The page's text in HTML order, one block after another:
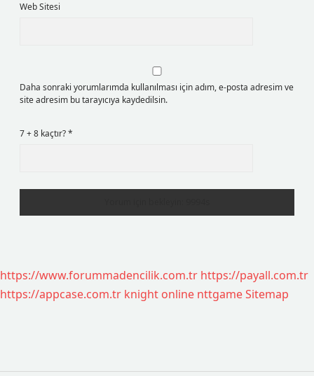
Web Sitesi
Daha sonraki yorumlarımda kullanılması için adım, e-posta adresim ve
site adresim bu tarayıcıya kaydedilsin.
7 + 8 kaçtır?*
https://www.forummadencilik.com.tr https://payall.com.tr
https://appcase.com.tr knight online nttgameSitemap